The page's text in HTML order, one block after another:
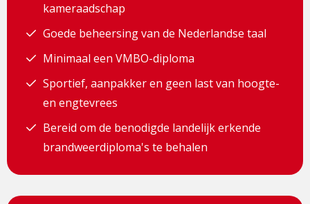
kameraadschap
Goede beheersing van de Nederlandse taal
Minimaal een VMBO-diploma
Sportief, aanpakker en geen last van hoogte-
en engtevrees
Bereid om de benodigde landelijk erkende
brandweerdiploma's te behalen